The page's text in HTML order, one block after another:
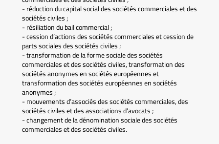
- réduction du capital social des sociétés commerciales et des
sociétés civiles ;
- résiliation du bail commercial ;
- cession d’actions des sociétés commerciales et cession de
parts sociales des sociétés civiles ;
- transformation de la forme sociale des sociétés
commerciales et des sociétés civiles, transformation des
sociétés anonymes en sociétés européennes et
transformation des sociétés européennes en sociétés
anonymes ;
- mouvements d’associés des sociétés commerciales, des
sociétés civiles et des associations d’avocats ;
- changement de la dénomination sociale des sociétés
commerciales et des sociétés civiles.